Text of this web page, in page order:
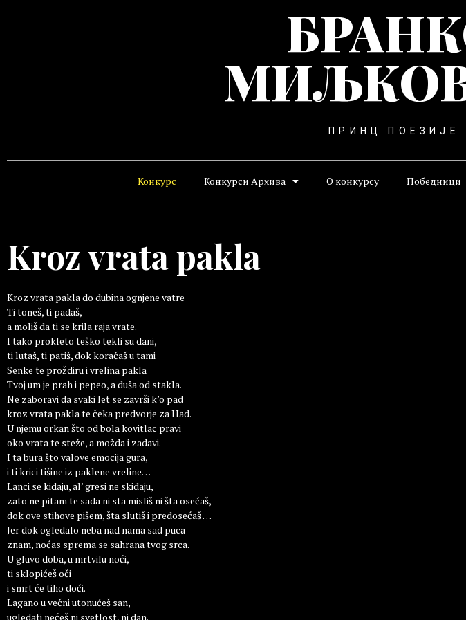
ПРИНЦ ПОЕЗИЈЕ
Конкурс Конкурси Архива О конкурсу Победници
Kroz vrata pakla
Kroz vrata pakla do dubina ognjene vatre
Ti toneš, ti padaš,
a moliš da ti se krila raja vrate.
I tako prokleto teško tekli su dani,
ti lutaš, ti patiš, dok koračaš u tami
Senke te proždiru i vrelina pakla
Tvoj um je prah i pepeo, a duša od stakla.
Ne zaboravi da svaki let se završi k’o pad
kroz vrata pakla te čeka predvorje za Had.
U njemu orkan što od bola kovitlac pravi
oko vrata te steže, a možda i zadavi.
I ta bura što valove emocija gura,
i ti krici tišine iz paklene vreline…
Lanci se kidaju, al’ gresi ne skidaju,
zato ne pitam te sada ni sta misliš ni šta osećaš,
dok ove stihove pišem, šta slutiš i predosećaš …
Jer dok ogledalo neba nad nama sad puca
znam, noćas sprema se sahrana tvog srca.
U gluvo doba, u mrtvilu noći,
ti sklopićeš oči
i smrt će tiho doći.
Lagano u večni utonućeš san,
ugledati nećeš ni svetlost, ni dan.